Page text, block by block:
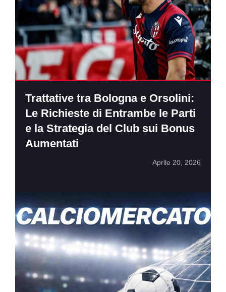
Trattative tra Bologna e Orsolini:
Le Richieste di Entrambe le Parti
e la Strategia del Club sui Bonus
Aumentati
Aprile 20, 2026